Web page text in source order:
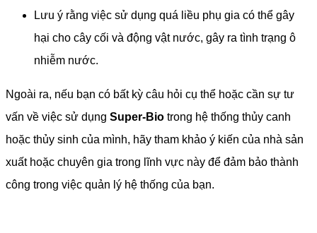
Lưu ý rằng việc sử dụng quá liều phụ gia có thể gây
hại cho cây cối và động vật nước, gây ra tình trạng ô
nhiễm nước.
Ngoài ra, nếu bạn có bất kỳ câu hỏi cụ thể hoặc cần sự tư
vấn về việc sử dụng Super-Bio trong hệ thống thủy canh
hoặc thủy sinh của mình, hãy tham khảo ý kiến của nhà sản
xuất hoặc chuyên gia trong lĩnh vực này để đảm bảo thành
công trong việc quản lý hệ thống của bạn.